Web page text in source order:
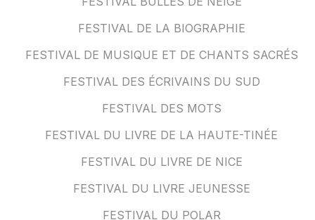
FESTIVAL DE LA BIOGRAPHIE
FESTIVAL DE MUSIQUE ET DE CHANTS SACRÉS
FESTIVAL DES ÉCRIVAINS DU SUD
FESTIVAL DES MOTS
FESTIVAL DU LIVRE DE LA HAUTE-TINÉE
FESTIVAL DU LIVRE DE NICE
FESTIVAL DU LIVRE JEUNESSE
FESTIVAL DU POLAR